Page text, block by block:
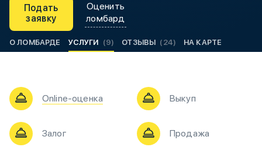
Подать
заявку
Оценить
ломбард
О ЛОМБАРДЕ УСЛУГИ (9) ОТЗЫВЫ (24) НА КАРТЕ
Online-оценка Выкуп
Залог Продажа